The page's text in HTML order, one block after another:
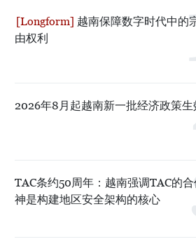
越南保障数字时代中的
由权利
2026年8月起越南新一批经济政策生
TAC条约50周年：越南强调TAC的
神是构建地区安全架构的核心